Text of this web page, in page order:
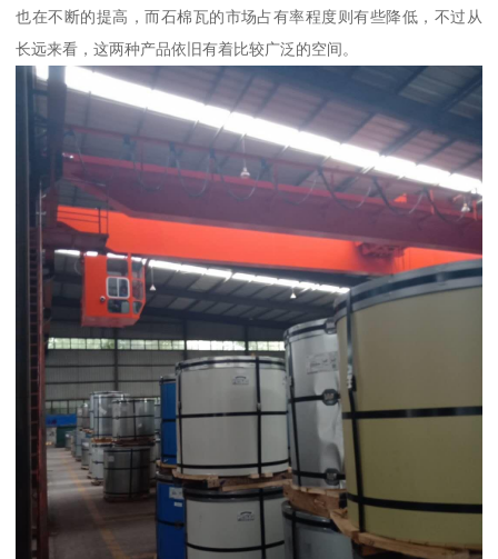
也在不断的提高，而石棉瓦的市场占有率程度则有些降低，不过从
长远来看，这两种产品依旧有着比较广泛的空间。